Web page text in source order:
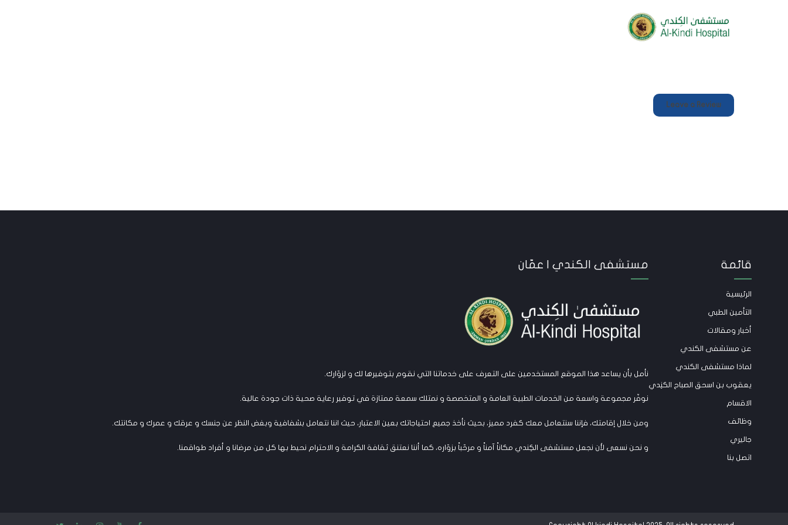
Leave a Review
قائمة
الرئيسية
التأمين الطبي
أخبار ومقالات
عن مستشفى الكندي
لماذا مستشفى الكندي
يعقوب بن اسحق الصباح الكنِدي
الاقسام
وظائف
جاليري
اتصل بنا
مستشفى الكندي | عمّان
نأمل بأن يساعد هذا الموقع المستخدمين على التعرف على خدماتنا التي نقوم بتوفيرها لك و لزوّارك.
نوفّر مجموعة واسعة من الخدمات الطبية العامة و المتخصصة و نمتلك سمعة ممتازة في توفير رعاية صحية ذات جودة عالية.
ومن خلال إقامتك، فإننا سنتعامل معك كفرد مميز، بحيث نأخذ جميع احتياجاتك بعين الاعتبار، حيث اننا نتعامل بشفافية وبغض النظر عن جنسك و عرقك و عمرك و مكانتك.
و نحن نسعى لأن نجعل مستشفى الكِندي مكاناً آمناً و مرحّباً بزوّاره، كما أننا نعتنق ثقافة الكرامة و الاحترام نحيط بها كل من مرضانا و أفراد طواقمنا.